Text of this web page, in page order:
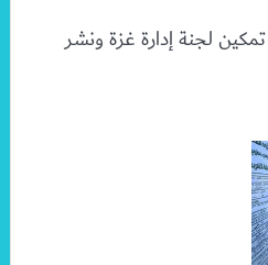
لجنة إدارة غزة ونشر